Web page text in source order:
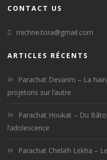
CONTACT US
michne.tora@gmail.com
ARTICLES RÉCENTS
Parachat Devarim – La
projetons sur l’autre
Parachat Houkat – Du
l’adolescence
Parachat Chela’h Lekha –